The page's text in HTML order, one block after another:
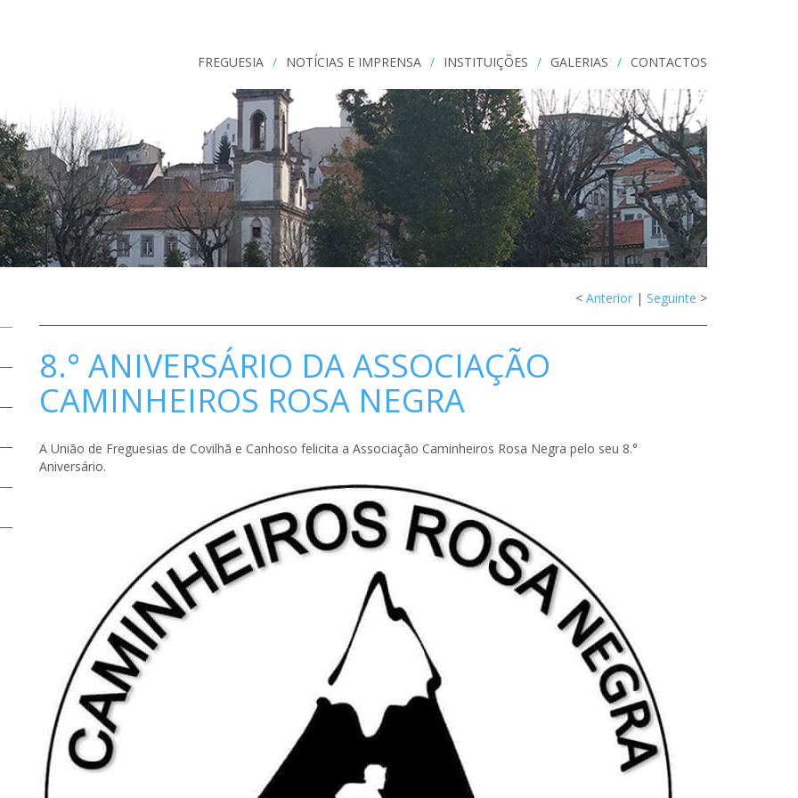
FREGUESIA / NOTÍCIAS E IMPRENSA / INSTITUIÇÕES / GALERIAS / CONTACTOS
< Anterior | Seguinte >
8.° ANIVERSÁRIO DA ASSOCIAÇÃO
CAMINHEIROS ROSA NEGRA
A União de Freguesias de Covilhã e Canhoso felicita a Associação Caminheiros Rosa Negra pelo seu 8.°
Aniversário.